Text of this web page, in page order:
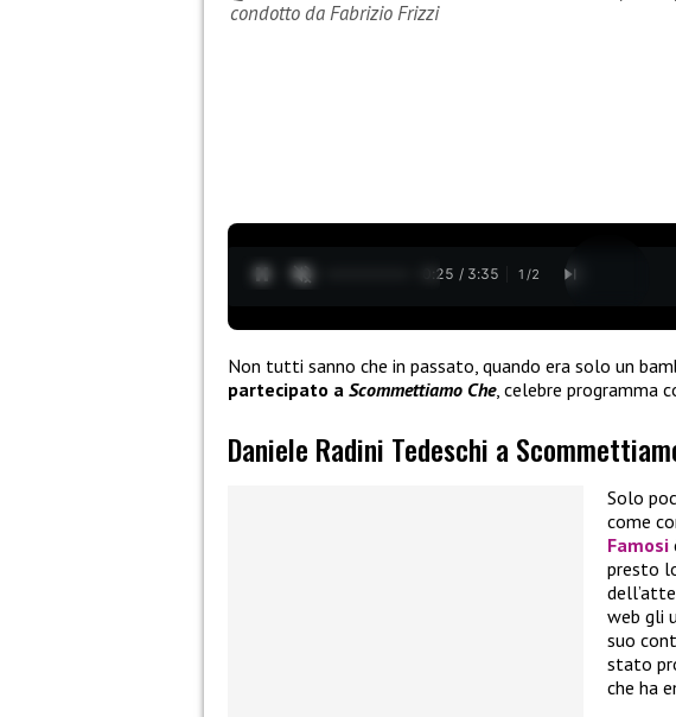
condotto da Fabrizio Frizzi
0:27 / 3:35 1 /2
Non tutti sanno che in passato, quando era solo un
partecipato a Scommettiamo Che, celebre programma
Daniele Radini Tedeschi a
Solo
come
Famosi
presto
web gli
suo
stato
che ha